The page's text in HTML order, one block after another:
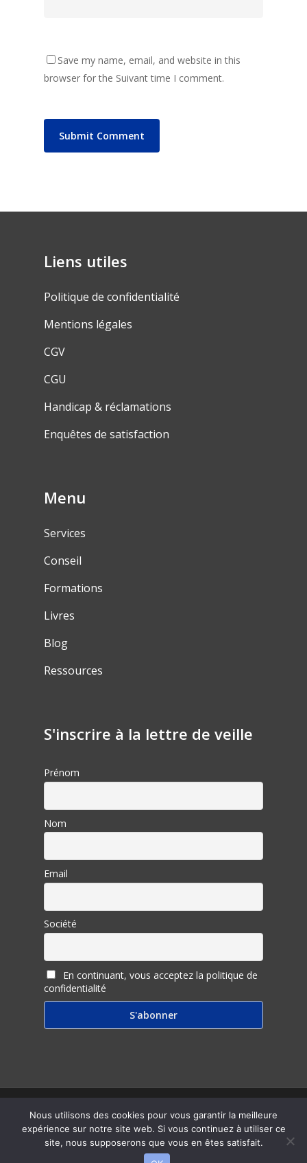
Save my name, email, and website in this
browser for the Suivant time I comment.
Liens utiles
Politique de confidentialité
Mentions légales
CGV
CGU
Handicap & réclamations
Enquêtes de satisfaction
Menu
Services
Conseil
Formations
Livres
Blog
Ressources
S'inscrire à la lettre de veille
Prénom
Nom
Email
Société
En continuant, vous acceptez la politique de
confidentialité
© 2026 Inter Ligere.
twitterfacebook
linkedinyoutubeRSS email
Nous utilisons des cookies pour vous garantir la meilleure
expérience sur notre site web. Si vous continuez à utiliser ce
site, nous supposerons que vous en êtes satisfait.